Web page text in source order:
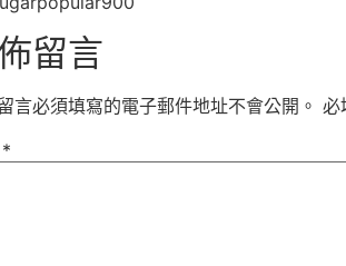
留言
言必須填寫的電子郵件地址不會公開。 必
*